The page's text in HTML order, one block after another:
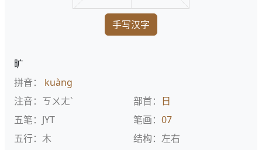
手写汉字
旷
拼音： kuàng
注音：ㄎㄨㄤˋ
部首： 日
五笔：JYT
笔画： 07
五行：木
结构：左右